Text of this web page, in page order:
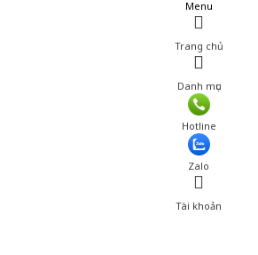
Menu
Trang chủ
Danh mục
Hotline
Zalo
Tài khoản